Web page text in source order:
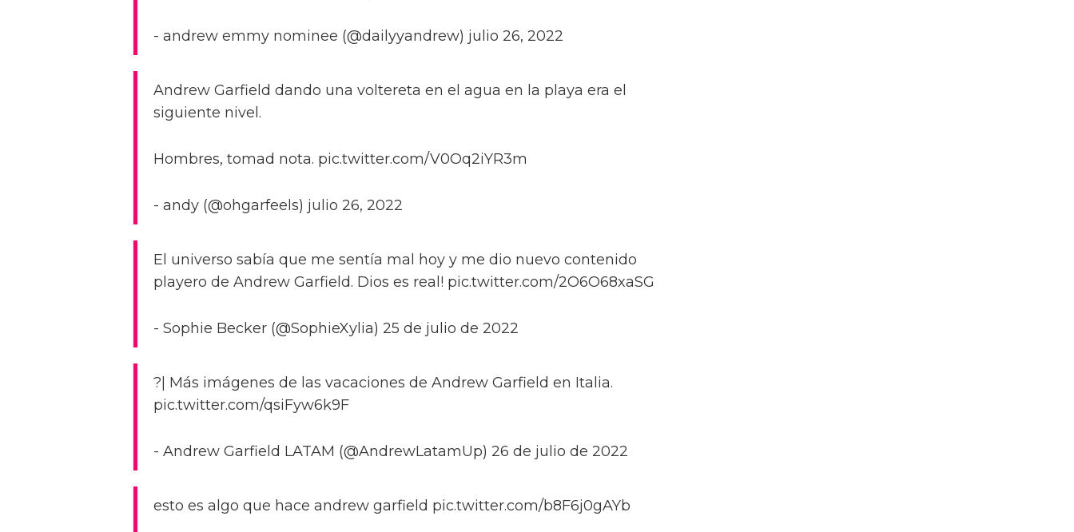
- andrew emmy nominee (@dailyyandrew) julio 26, 2022
Andrew Garfield dando una voltereta en el agua en la playa era el
siguiente nivel.
Hombres, tomad nota. pic.twitter.com/V0Oq2iYR3m
- andy (@ohgarfeels) julio 26, 2022
El universo sabía que me sentía mal hoy y me dio nuevo contenido
playero de Andrew Garfield. Dios es real! pic.twitter.com/2O6O68xaSG
- Sophie Becker (@SophieXylia) 25 de julio de 2022
?| Más imágenes de las vacaciones de Andrew Garfield en Italia.
pic.twitter.com/qsiFyw6k9F
- Andrew Garfield LATAM (@AndrewLatamUp) 26 de julio de 2022
esto es algo que hace andrew garfield pic.twitter.com/b8F6j0gAYb